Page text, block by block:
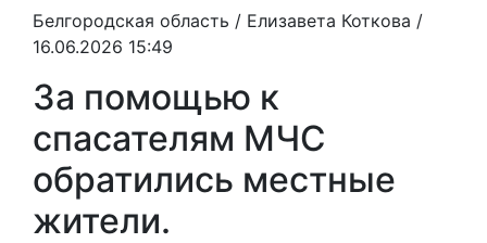
Белгородская область / Елизавета Коткова /
16.06.2026 15:49
За помощью к
спасателям МЧС
обратились местные
жители.